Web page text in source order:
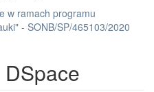
w ramach programu
- SONB/SP/465103/2020